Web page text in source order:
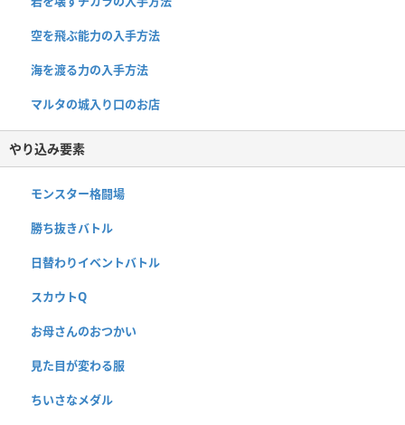
空を飛ぶ能力の入手方法
海を渡る力の入手方法
マルタの城入り口のお店
やり込み要素
モンスター格闘場
勝ち抜きバトル
日替わりイベントバトル
スカウトQ
お母さんのおつかい
見た目が変わる服
ちいさなメダル